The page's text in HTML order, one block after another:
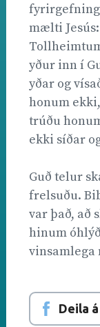
mælti
yður inn í
yðar og
honum
trúðu
ekki síðar
Guð telur
frelsuðu.
var það, að
hinum
vinsamlega
Deila